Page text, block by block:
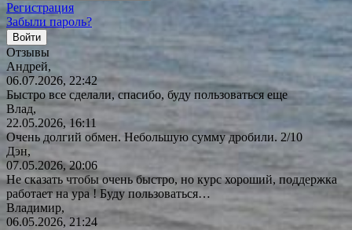
Регистрация
Забыли пароль?
Отзывы
Андрей,
06.07.2026, 22:42
Быстро все сделали, спасибо, буду пользоваться еще
Влад,
22.05.2026, 16:11
Очень долгий обмен. Небольшую сумму дробили. 2/10
Дэн,
07.05.2026, 20:06
Не сказать чтобы очень быстро, но курс хороший, поддержка
работает на ура ! Буду пользоваться…
Владимир,
06.05.2026, 21:24